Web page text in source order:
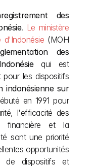
des
. Le ministère
d'Indonésie (MOH
des
qui est
pour les dispositifs
indonésienne sur
en 1991 pour
l'efficacité des
financière et la
sont une priorité
opportunités
de dispositifs et